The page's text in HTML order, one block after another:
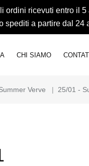
ricevuti entro il
spediti a partire dal 24
CHI SIAMO
Verve | 25/01 -